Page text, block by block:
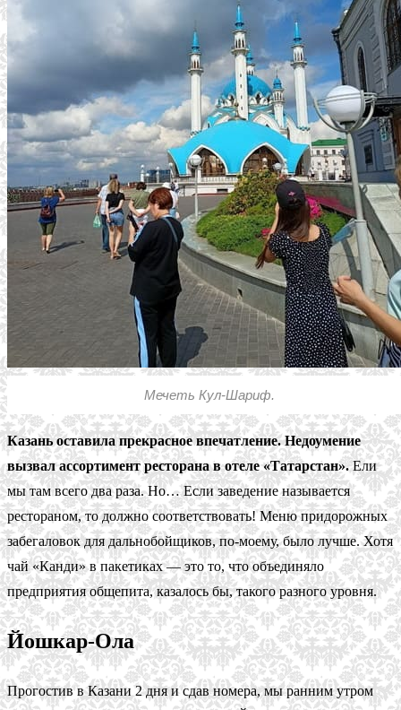
Мечеть Кул-Шариф.
Казань оставила прекрасное впечатление. Недоумение
вызвал ассортимент ресторана в отеле «Татарстан».Ели
мы там всего два раза. Но… Если заведение называется
рестораном, то должно соответствовать! Меню придорожных
забегаловок для дальнобойщиков, по-моему, было лучше. Хотя
чай «Канди» в пакетиках — это то, что объединяло
предприятия общепита, казалось бы, такого разного уровня.
Йошкар-Ола
Прогостив в Казани 2 дня и сдав номера, мы ранним утром